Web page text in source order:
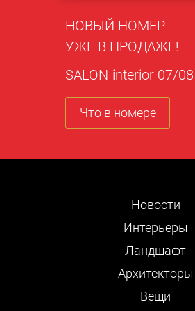
НОВЫЙ НОМЕР
УЖЕ В ПРОДАЖЕ!
SALON-interior 07/
Что в номере
Новости
Интерьеры
Ландшафт
Архитекторы
Вещи